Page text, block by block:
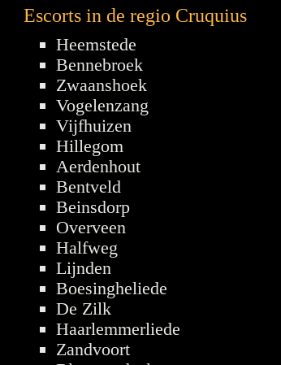
Escorts in de regio Cruquius
Heemstede
Bennebroek
Zwaanshoek
Vogelenzang
Vijfhuizen
Hillegom
Aerdenhout
Bentveld
Beinsdorp
Overveen
Halfweg
Lijnden
Boesingheliede
De Zilk
Haarlemmerliede
Zandvoort